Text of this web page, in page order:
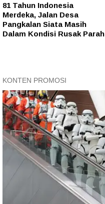
81 Tahun Indonesia
Merdeka, Jalan Desa
Pangkalan Siata Masih
Dalam Kondisi Rusak Parah